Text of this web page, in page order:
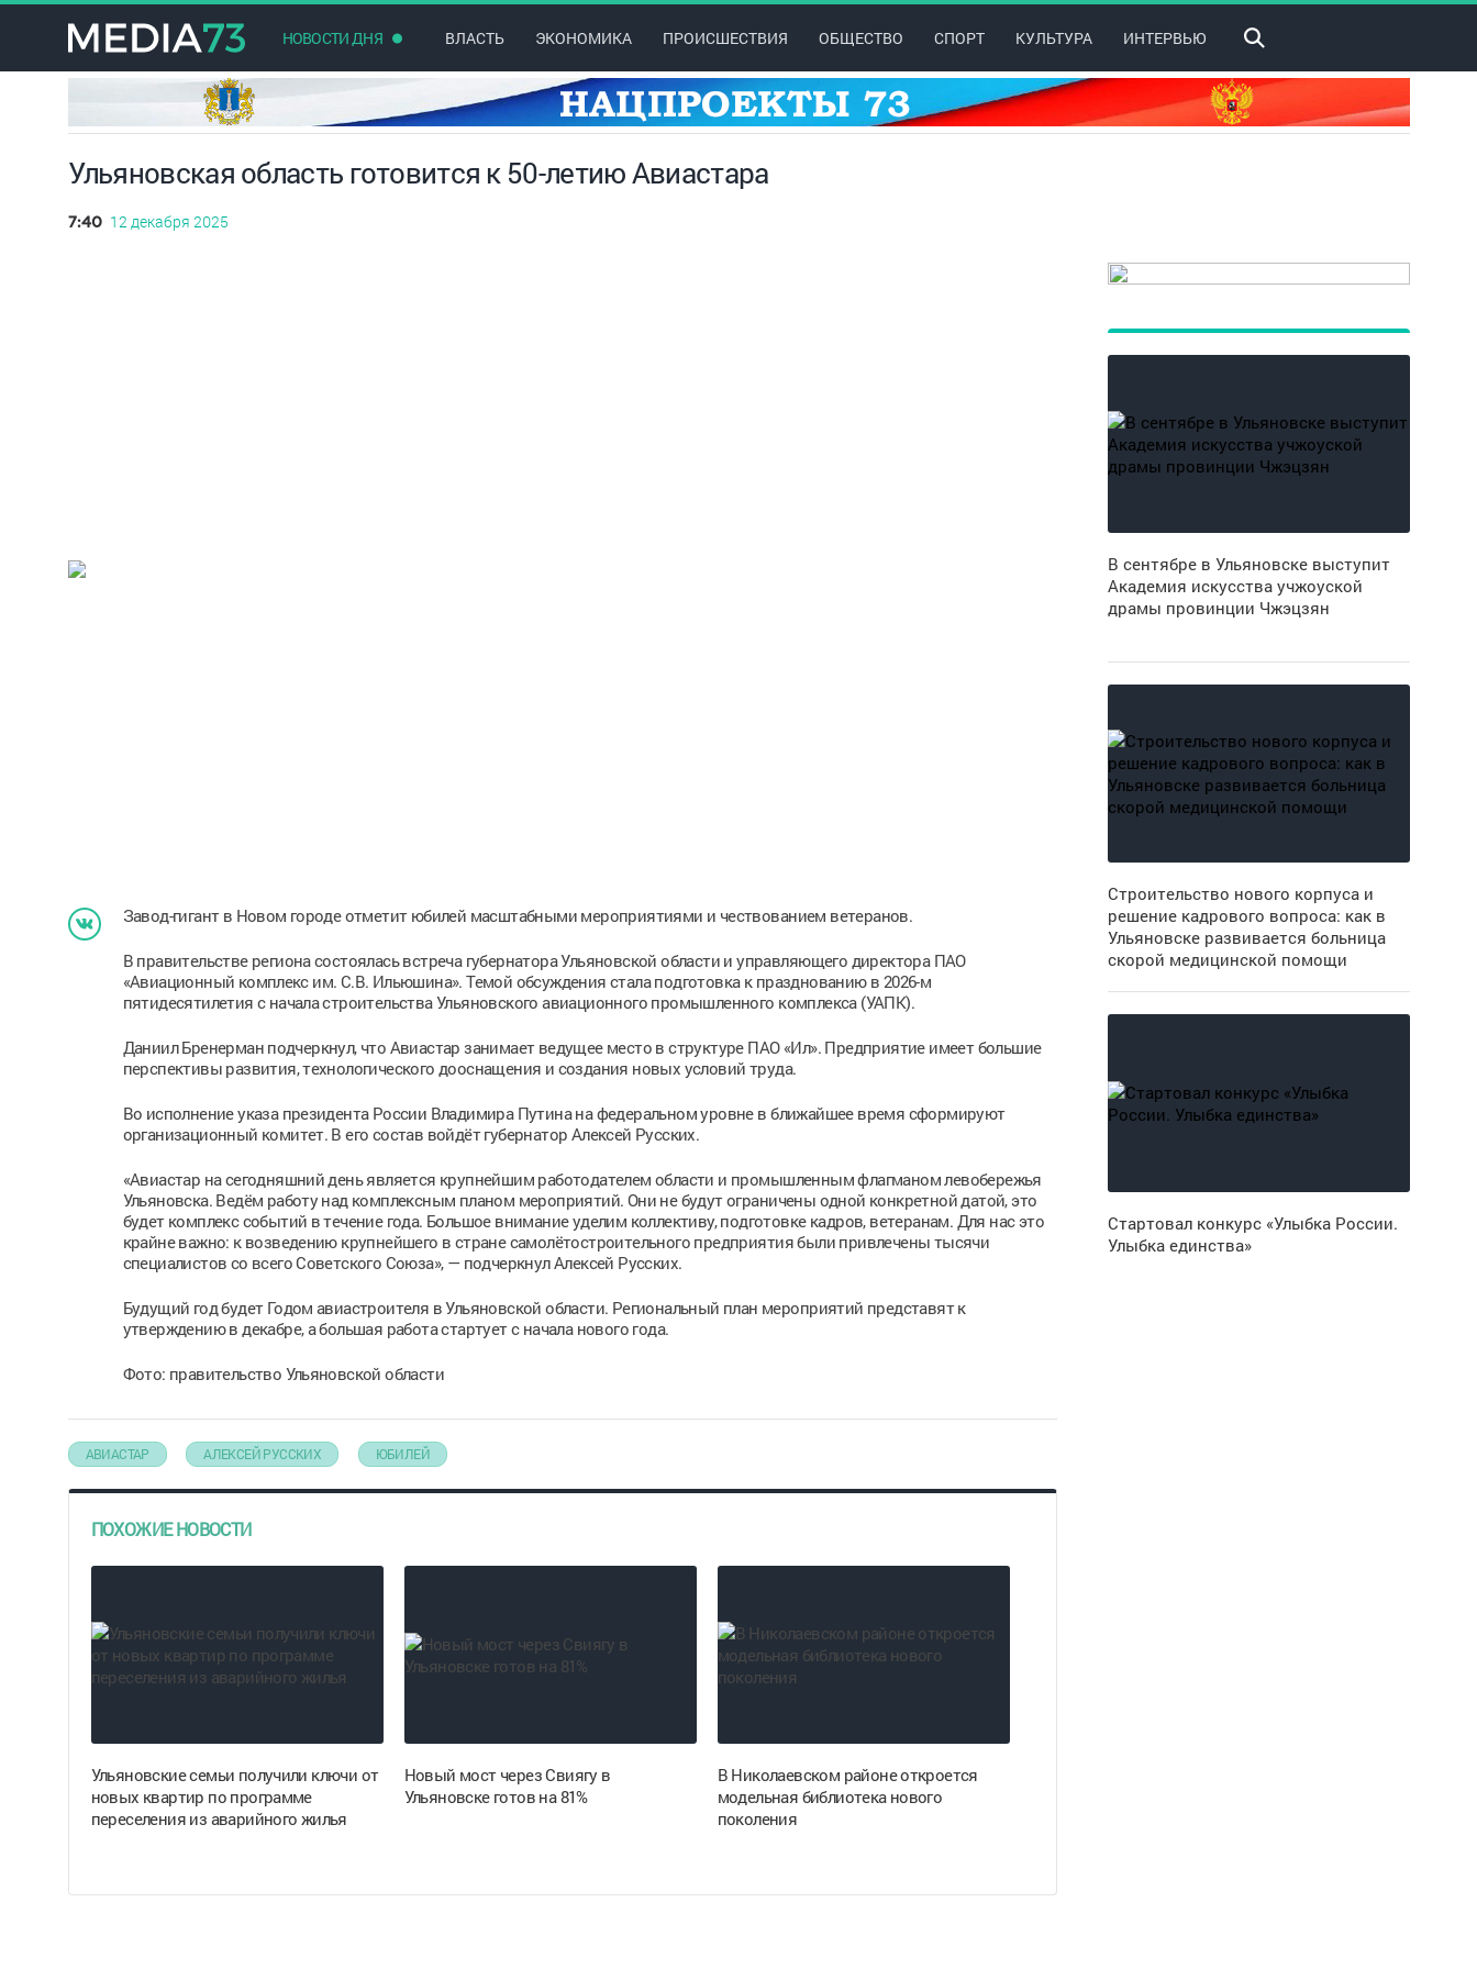
НОВОСТИ ДНЯ ВЛАСТЬ ЭКОНОМИКА ПРОИСШЕСТВИЯ ОБЩЕСТВО СПОРТ КУЛЬТУРА ИНТЕРВЬЮ
Ульяновская область готовится к 50-летию Авиастара
7:40 12 декабря 2025
Завод-гигант в Новом городе отметит юбилей масштабными мероприятиями и чествованием ветеранов.
В правительстве региона состоялась встреча губернатора Ульяновской области и управляющего директора ПАО
«Авиационный комплекс им. С.В. Ильюшина». Темой обсуждения стала подготовка к празднованию в 2026-м
пятидесятилетия с начала строительства Ульяновского авиационного промышленного комплекса (УАПК).
Даниил Бренерман подчеркнул, что Авиастар занимает ведущее место в структуре ПАО «Ил». Предприятие имеет большие
перспективы развития, технологического дооснащения и создания новых условий труда.
Во исполнение указа президента России Владимира Путина на федеральном уровне в ближайшее время сформируют
организационный комитет. В его состав войдёт губернатор Алексей Русских.
«Авиастар на сегодняшний день является крупнейшим работодателем области и промышленным флагманом левобережья
Ульяновска. Ведём работу над комплексным планом мероприятий. Они не будут ограничены одной конкретной датой, это
будет комплекс событий в течение года. Большое внимание уделим коллективу, подготовке кадров, ветеранам. Для нас это
крайне важно: к возведению крупнейшего в стране самолётостроительного предприятия были привлечены тысячи
специалистов со всего Советского Союза», — подчеркнул Алексей Русских.
Будущий год будет Годом авиастроителя в Ульяновской области. Региональный план мероприятий представят к
утверждению в декабре, а большая работа стартует с начала нового года.
Фото: правительство Ульяновской области
АВИАСТАР АЛЕКСЕЙ РУССКИХ ЮБИЛЕЙ
ПОХОЖИЕ НОВОСТИ
Ульяновские семьи получили ключи от
новых квартир по программе
переселения из аварийного жилья
Новый мост через Свиягу в
Ульяновске готов на 81%
В Николаевском районе откроется
модельная библиотека нового
поколения
В сентябре в Ульяновске выступит
Академия искусства учжоуской
драмы провинции Чжэцзян
Строительство нового корпуса и
решение кадрового вопроса: как в
Ульяновске развивается больница
скорой медицинской помощи
Стартовал конкурс «Улыбка России.
Улыбка единства»